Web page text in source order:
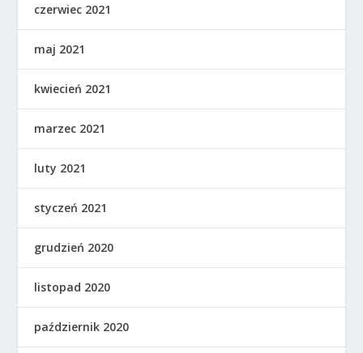
czerwiec 2021
maj 2021
kwiecień 2021
marzec 2021
luty 2021
styczeń 2021
grudzień 2020
listopad 2020
październik 2020